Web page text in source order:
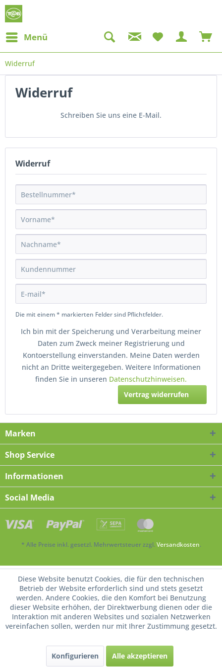
Menü
Widerruf
Widerruf
Schreiben Sie uns eine E-Mail.
Widerruf
Die mit einem * markierten Felder sind Pflichtfelder.
Ich bin mit der Speicherung und Verarbeitung meiner
Daten zum Zweck meiner Registrierung und
Kontoerstellung einverstanden. Meine Daten werden
nicht an Dritte weitergegeben. Weitere Informationen
finden Sie in unseren Datenschutzhinweisen.
Vertrag widerrufen
Marken
Shop Service
Informationen
Social Media
* Alle Preise inkl. gesetzl. Mehrwertsteuer zzgl. Versandkosten.
Diese Website benutzt Cookies, die für den technischen
Betrieb der Website erforderlich sind und stets gesetzt
werden. Andere Cookies, die den Komfort bei Benutzung
dieser Website erhöhen, der Direktwerbung dienen oder die
Interaktion mit anderen Websites und sozialen Netzwerken
vereinfachen sollen, werden nur mit Ihrer Zustimmung gesetzt.
Konfigurieren Alle akzeptieren